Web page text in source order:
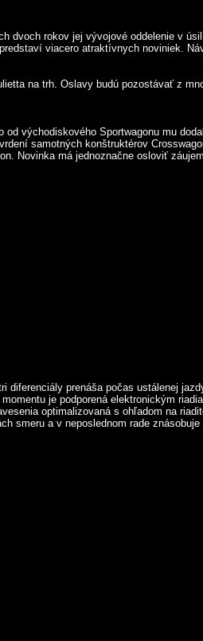
dvoch rokov jej vývojové oddelenie v
viacero atraktívnych noviniek.
na trh. Oslavy budú pozostávať z
východiskového Sportwagonu mu
samotných konštruktérov
Novinka má jednoznačne osloviť
prenáša počas ustálenej
je podporená elektronickým
optimalizovaná s ohľadom na
smeru a v neposlednom rade